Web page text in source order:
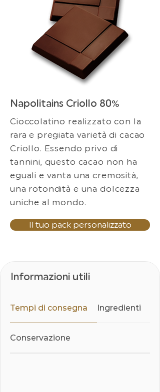
Napolitains Criollo 80%
Cioccolatino realizzato con la
rara e pregiata varietà di cacao
Criollo. Essendo privo di
tannini, questo cacao non ha
eguali e vanta una cremosità,
una rotondità e una dolcezza
uniche al mondo.
Il tuo pack personalizzato
Informazioni utili
Tempi di consegna Ingredienti
Conservazione